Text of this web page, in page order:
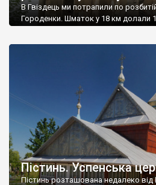
В Гвіздець ми потрапили по
Городенки. Шматок у 18 км долали
Пістинь. Успенська
Пістинь розташована недалеко від